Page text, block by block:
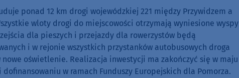
Arrow
increase
decrease
ponad 12 km drogi wojewódzkiej 221 między Przywidzem a
wloty drogi do miejscowości otrzymają wyniesione wyspy
dla pieszych i przejazdy dla rowerzystów będą
i w rejonie wszystkich przystanków autobusowych droga
oświetlenie. Realizacja inwestycji ma zakończyć się w maju
w ramach Funduszy Europejskich dla Pomorza.